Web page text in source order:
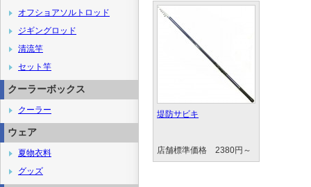
堤防サビキ
店舗標準価格 2380円～
オフショアソルトロッド
ジギングロッド
清流竿
セット竿
クーラーボックス
クーラー
ウェア
夏物衣料
グッズ